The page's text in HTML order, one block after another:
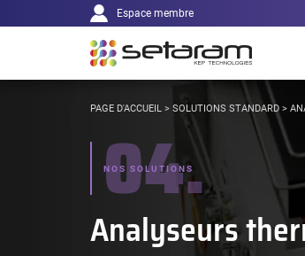
Aller au contenu
principale
Espace membre
VOUS
PAGE D'ACCUEIL > SOLUTIONS STANDARD >
04.
NOS SOLUTIONS
Analyseurs
Panneau de gestion des cookies